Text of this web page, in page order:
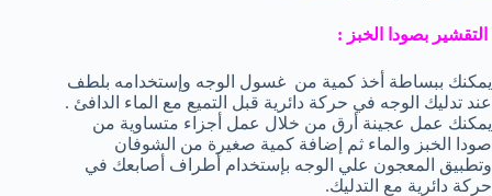
التقشير بصودا الخبز :
يمكنك ببساطة أخذ كمية من غسول الوجه وإستخدامه بلطف
عند تدليك الوجه في حركة دائرية قبل التميع مع الماء الدافئ .
يمكنك عمل عجينة أرق من خلال عمل أجزاء متساوية من
صودا الخبز والماء ثم إضافة كمية صغيرة من الشوفان
وتطبيق المعجون علي الوجه بإستخدام أطراف أصابعك في
حركة دائرية مع التدليك.